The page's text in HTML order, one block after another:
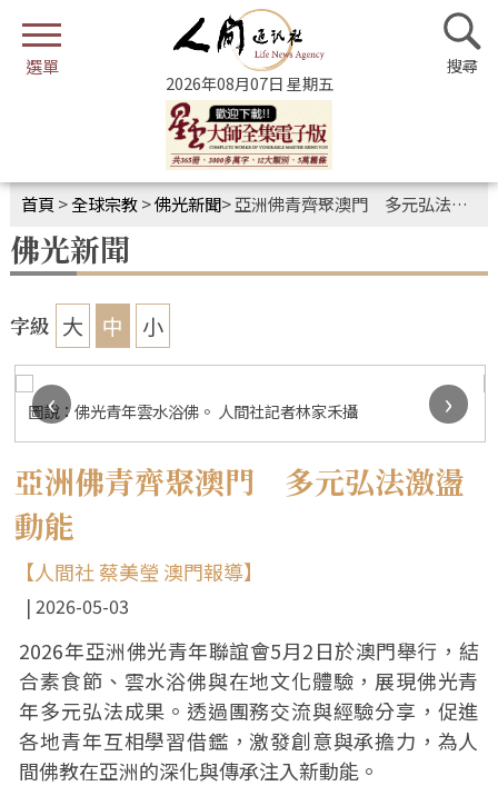
2026年08月07日 星期五
首頁 >全球宗教>佛光新聞>亞洲佛青齊聚澳門 多元弘法激盪動能
佛光新聞
字級 大 中 小
圖說：佛光青年雲水浴佛。 人間社記者林家禾攝
‹
›
亞洲佛青齊聚澳門 多元弘法激盪
動能
【人間社 蔡美瑩 澳門報導】
2026-05-03
2026年亞洲佛光青年聯誼會5月2日於澳門舉行，結
合素食節、雲水浴佛與在地文化體驗，展現佛光青
年多元弘法成果。透過團務交流與經驗分享，促進
各地青年互相學習借鑑，激發創意與承擔力，為人
間佛教在亞洲的深化與傳承注入新動能。